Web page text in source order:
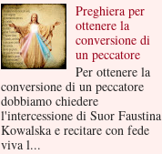
Preghiera per
ottenere la
conversione di
un peccatore
Per ottenere la
conversione di un peccatore
dobbiamo chiedere
l'intercessione di Suor Faustina
Kowalska e recitare con fede
viva l...